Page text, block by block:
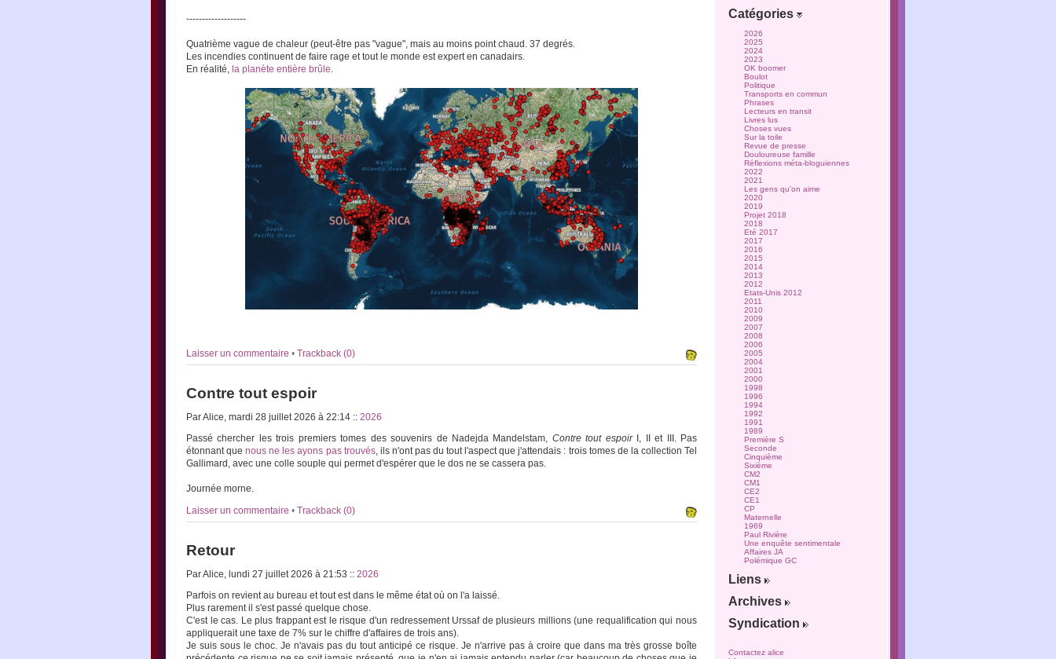
-------------------
Quatrième vague de chaleur (peut-être pas "vague", mais au moins point chaud. 37 degrés.
Les incendies continuent de faire rage et tout le monde est expert en canadairs.
En réalité, la planète entière brûle.
Laisser un commentaire • Trackback (0)
Contre tout espoir
Par Alice, mardi 28 juillet 2026 à 22:14 :: 2026
Passé chercher les trois premiers tomes des souvenirs de Nadejda Mandelstam, Contre tout espoirI, II et III. Pas
étonnant quenous ne les ayons pas trouvés, ils n'ont pas du tout l'aspect que j'attendais : trois tomes de la collection Tel
Gallimard, avec une colle souple qui permet d'espérer que le dos ne se cassera pas.
Journée morne.
Laisser un commentaire • Trackback (0)
Retour
Par Alice, lundi 27 juillet 2026 à 21:53 :: 2026
Parfois on revient au bureau et tout est dans le même état où on l'a laissé.
Plus rarement il s'est passé quelque chose.
C'est le cas. Le plus frappant est le risque d'un redressement Urssaf de plusieurs millions (une requalification qui nous
appliquerait une taxe de 7% sur le chiffre d'affaires de trois ans).
Je suis sous le choc. Je n'avais pas du tout anticipé ce risque. Je n'arrive pas à croire que dans ma très grosse boîte
Catégories
2026
2025
2024
2023
OK boomer
Boulot
Politique
Transports en commun
Phrases
Lecteurs en transit
Livres lus
Choses vues
Sur la toile
Revue de presse
Douloureuse famille
Réflexions méta-bloguiennes
2022
2021
Les gens qu'on aime
2020
2019
Projet 2018
2018
Eté 2017
2017
2016
2015
2014
2013
2012
Etats-Unis 2012
2011
2010
2009
2007
2008
2006
2005
2004
2001
2000
1998
1996
1994
1992
1991
1989
Première S
Seconde
Cinquième
Sixième
CM2
CM1
CE2
CE1
CP
Maternelle
1969
Paul Rivière
Une enquête sentimentale
Affaires JA
Polémique GC
Liens
Archives
Syndication
Contactez alice